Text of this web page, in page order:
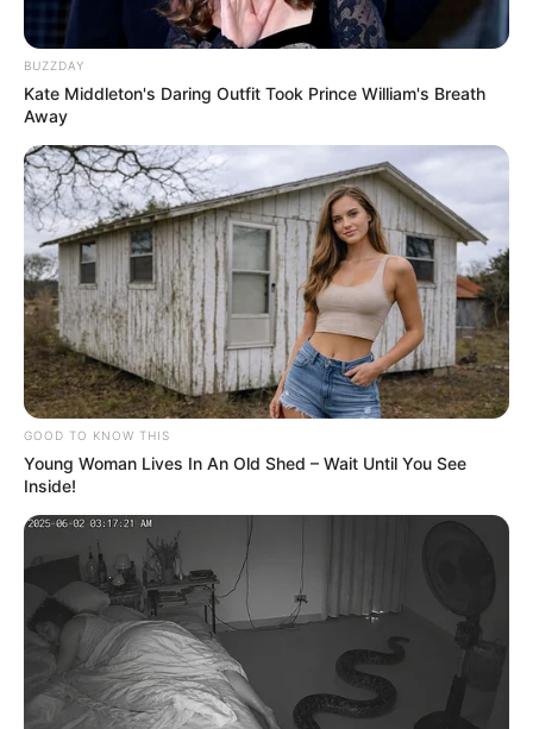
BUZZDAY
Kate Middleton's Daring Outfit Took Prince William's Breath
Away
GOOD TO KNOW THIS
Young Woman Lives In An Old Shed – Wait Until You See
Inside!